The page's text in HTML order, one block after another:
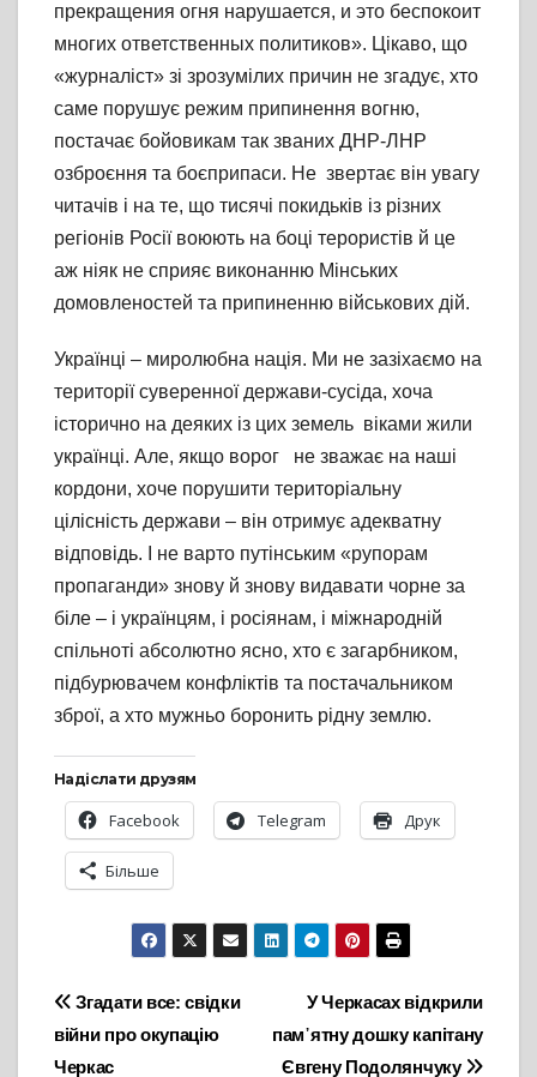
прекращения огня нарушается, и это беспокоит
многих ответственных политиков». Цікаво, що
«журналіст» зі зрозумілих причин не згадує, хто
саме порушує режим припинення вогню,
постачає бойовикам так званих ДНР-ЛНР
озброєння та боєприпаси. Не звертає він увагу
читачів і на те, що тисячі покидьків із різних
регіонів Росії воюють на боці терористів й це
аж ніяк не сприяє виконанню Мінських
домовленостей та припиненню військових дій.
Українці – миролюбна нація. Ми не зазіхаємо на
території суверенної держави-сусіда, хоча
історично на деяких із цих земель віками жили
українці. Але, якщо ворог не зважає на наші
кордони, хоче порушити територіальну
цілісність держави – він отримує адекватну
відповідь. І не варто путінським «рупорам
пропаганди» знову й знову видавати чорне за
біле – і українцям, і росіянам, і міжнародній
спільноті абсолютно ясно, хто є загарбником,
підбурювачем конфліктів та постачальником
зброї, а хто мужньо боронить рідну землю.
Надіслати друзям
Facebook Telegram Друк
Більше
Навігація
записів
У Черкасах відкрили
пам᾽ятну дошку капітану
Євгену Подолянчуку
Згадати все: свідки
війни про окупацію
Черкас